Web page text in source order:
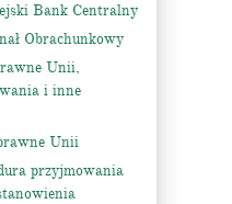
Bank Centralny
Obrachunkowy
Unii,
i inne
Unii
przyjmowania